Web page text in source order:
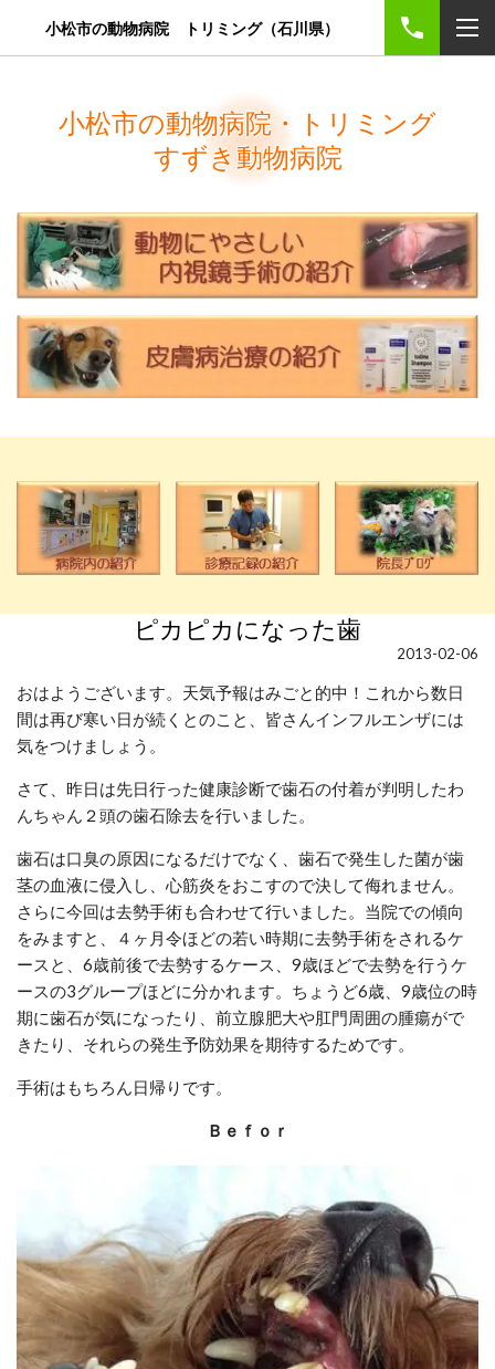
小松市の動物病院 トリミング（石川県）
小松市の動物病院・トリミング
すずき動物病院
ピカピカになった歯
2013-02-06
おはようございます。天気予報はみごと的中！これから数日
間は再び寒い日が続くとのこと、皆さんインフルエンザには
気をつけましょう。
さて、昨日は先日行った健康診断で歯石の付着が判明したわ
んちゃん２頭の歯石除去を行いました。
歯石は口臭の原因になるだけでなく、歯石で発生した菌が歯
茎の血液に侵入し、心筋炎をおこすので決して侮れません。
さらに今回は去勢手術も合わせて行いました。当院での傾向
をみますと、４ヶ月令ほどの若い時期に去勢手術をされるケ
ースと、6歳前後で去勢するケース、9歳ほどで去勢を行うケ
ースの3グループほどに分かれます。ちょうど6歳、9歳位の時
期に歯石が気になったり、前立腺肥大や肛門周囲の腫瘍がで
きたり、それらの発生予防効果を期待するためです。
手術はもちろん日帰りです。
Ｂｅｆｏｒ